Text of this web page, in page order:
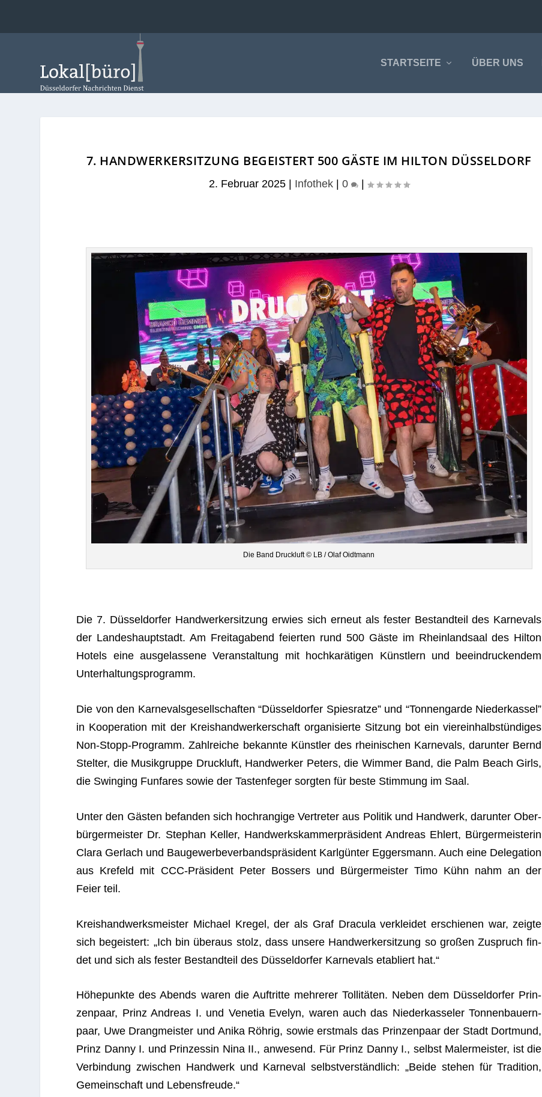
STARTSEITE ÜBER UNS
7. HANDWERKERSITZUNG BEGEISTERT 500 GÄSTE IM HILTON DÜSSELDORF
2. Februar 2025| Infothek| 0 |
Die Band Druck­luft © LB / Olaf Oidtmann
Die 7. Düs­sel­dor­fer Hand­wer­ker­sit­zung erwies sich erneut als fes­ter Bestand­teil des Kar­ne­vals
der Lan­des­haupt­stadt. Am Frei­tag­abend fei­er­ten rund 500 Gäste im Rhein­land­saal des Hil­ton
Hotels eine aus­ge­las­sene Ver­an­stal­tung mit hoch­ka­rä­ti­gen Künst­lern und beein­dru­cken­dem
Unterhaltungsprogramm.
Die von den Kar­ne­vals­ge­sell­schaf­ten “Düs­sel­dor­fer Spies­ratze” und “Ton­nen­garde Nie­der­kas­sel”
in Koope­ra­tion mit der Kreis­hand­wer­ker­schaft orga­ni­sierte Sit­zung bot ein vier­ein­halb­stün­di­ges
Non-Stopp-Pro­gramm. Zahl­rei­che bekannte Künst­ler des rhei­ni­schen Kar­ne­vals, dar­un­ter Bernd
Stel­ter, die Musik­gruppe Druck­luft, Hand­wer­ker Peters, die Wim­mer Band, die Palm Beach Girls,
die Swin­ging Fun­fa­res sowie der Tas­ten­fe­ger sorg­ten für beste Stim­mung im Saal.
Unter den Gäs­ten befan­den sich hoch­ran­gige Ver­tre­ter aus Poli­tik und Hand­werk, dar­un­ter Ober­
bür­ger­meis­ter Dr. Ste­phan Kel­ler, Hand­werks­kam­mer­prä­si­dent Andreas Ehlert, Bür­ger­meis­te­rin
Clara Ger­lach und Bau­ge­wer­be­ver­bands­prä­si­dent Karl­gün­ter Eggers­mann. Auch eine Dele­ga­tion
aus Kre­feld mit CCC-Prä­si­dent Peter Bos­sers und Bür­ger­meis­ter Timo Kühn nahm an der
Feier teil.
Kreis­hand­werks­meis­ter Michael Kre­gel, der als Graf Dra­cula ver­klei­det erschie­nen war, zeigte
sich begeis­tert: „Ich bin über­aus stolz, dass unsere Hand­wer­ker­sit­zung so gro­ßen Zuspruch fin­
det und sich als fes­ter Bestand­teil des Düs­sel­dor­fer Kar­ne­vals eta­bliert hat.“
Höhe­punkte des Abends waren die Auf­tritte meh­re­rer Tol­li­tä­ten. Neben dem Düs­sel­dor­fer Prin­
zen­paar, Prinz Andreas I. und Vene­tia Eve­lyn, waren auch das Nie­der­kas­se­ler Ton­nen­bau­ern­
paar, Uwe Drang­meis­ter und Anika Röh­rig, sowie erst­mals das Prin­zen­paar der Stadt Dort­mund,
Prinz Danny I. und Prin­zes­sin Nina II., anwe­send. Für Prinz Danny I., selbst Maler­meis­ter, ist die
Ver­bin­dung zwi­schen Hand­werk und Kar­ne­val selbst­ver­ständ­lich: „Beide ste­hen für Tra­di­tion,
Gemein­schaft und Lebensfreude.“